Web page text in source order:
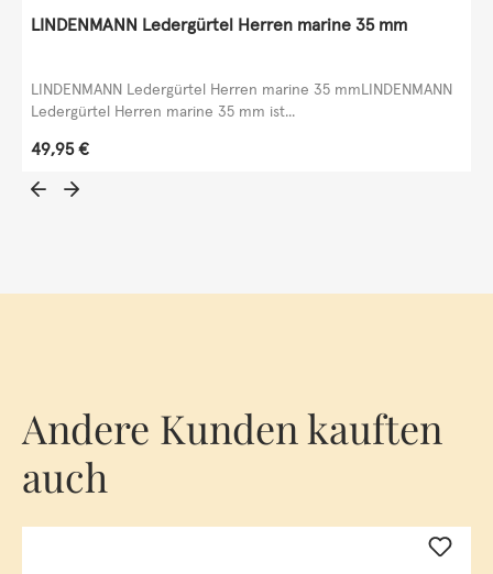
LINDENMANN Ledergürtel Herren marine 35 mm
LINDENMANN Ledergürtel Herren marine 35 mmLINDENMANN
Ledergürtel Herren marine 35 mm ist...
Regulärer Preis:
49,95 €
Andere Kunden kauften
auch